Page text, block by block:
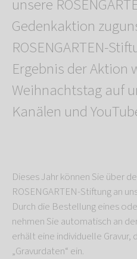
unsere
Gedenkaktion
ROSENGARTEN-
Ergebnis der Aktion
Weihnachtstag auf
Kanälen und
Dieses Jahr können Sie über
ROSENGARTEN-Stiftung an
Durch die Bestellung eines
nehmen Sie automatisch an
erhält eine individuelle Gravur,
„Gravurdaten“ ein.